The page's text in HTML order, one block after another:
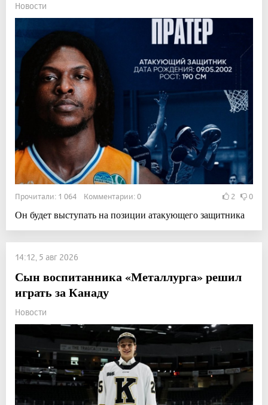
Новости
Прочитали: 1 064 Комментарии: 0 2 0
Он будет выступать на позиции атакующего защитника
14:12, 5 авг 2026
Сын воспитанника «Металлурга» решил
играть за Канаду
Новости